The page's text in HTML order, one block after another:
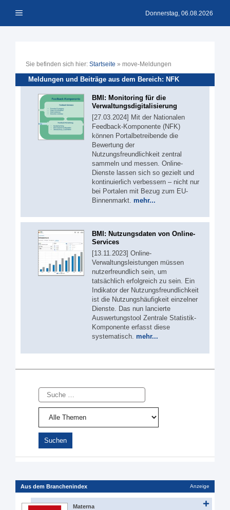
Inhalt Menü Donnerstag, 06.08.2026
Sie befinden sich hier: Startseite » move-Meldungen
Meldungen und Beiträge aus dem Bereich: NFK
BMI: Monitoring für die
Verwaltungsdigitalisierung
[27.03.2024] Mit der Nationalen
Feedback-Komponente (NFK)
können Portalbetreibende die
Bewertung der
Nutzungsfreundlichkeit zentral
sammeln und messen. Online-
Dienste lassen sich so gezielt und
kontinuierlich verbessern – nicht nur
bei Portalen mit Bezug zum EU-
Binnenmarkt. mehr...
BMI: Nutzungsdaten von Online-
Services
[13.11.2023] Online-
Verwaltungsleistungen müssen
nutzerfreundlich sein, um
tatsächlich erfolgreich zu sein. Ein
Indikator der Nutzungsfreundlichkeit
ist die Nutzungshäufigkeit einzelner
Dienste. Das nun lancierte
Auswertungstool Zentrale Statistik-
Komponente erfasst diese
systematisch. mehr...
Suche
Aus dem Branchenindex Anzeige
Materna